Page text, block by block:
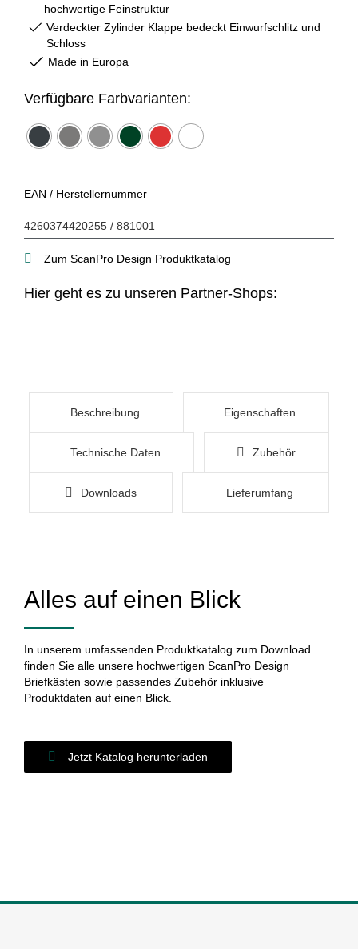
hochwertige Feinstruktur
Verdeckter ZylinderKlappe bedeckt Einwurfschlitz und
Schloss
Made in Europa
Verfügbare Farbvarianten:
EAN / Herstellernummer
4260374420255 / 881001
Zum ScanPro Design Produktkatalog
Hier geht es zu unseren Partner-Shops:
Beschreibung Eigenschaften
Technische Daten Zubehör
Downloads Lieferumfang
Alles auf einen Blick
In unserem umfassenden Produktkatalog zum Download
finden Sie alle unsere hochwertigen ScanPro Design
Briefkästen sowie passendes Zubehör inklusive
Produktdaten auf einen Blick.
Jetzt Katalog herunterladen